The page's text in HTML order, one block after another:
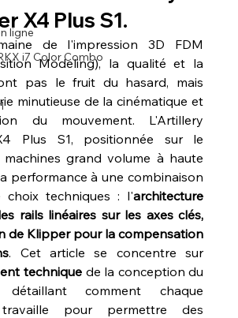
ligne
i7 Color Combo
X4 Plus S1.
de l'impression 3D FDM
Modeling), la qualité et la
pas le fruit du hasard, mais
minutieuse de la cinématique et
du mouvement. L'Artillery
Plus S1, positionnée sur le
grand volume à haute
performance à une combinaison
choix techniques : l'architecture
rails linéaires sur les axes clés,
de Klipper pour la compensation
. Cet article se concentre sur
technique de la conception du
détaillant comment chaque
pour permettre des